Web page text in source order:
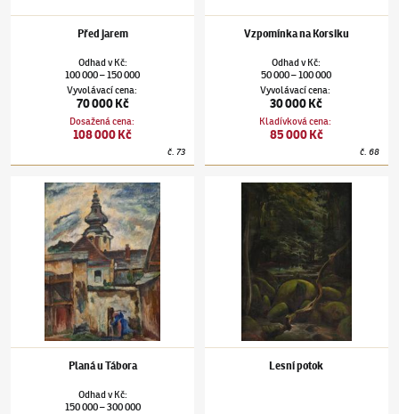
Před jarem
Odhadv Kč:
100 000–150 000
Vyvolávací cena:
70 000 Kč
Dosažená cena:
108 000 Kč
č.73
Vzpomínka na Korsiku
OdhadvKč:
50 000–100 000
Vyvolávací cena:
30 000 Kč
Kladívková cena:
85 000 Kč
č.68
Otakar Nejedlý(1883–1957)Planá u Tábora
Planá u Tábora
Odhadv Kč:
150 000–300 000
Otakar Nejedlý(1883–1957)Lesní potok
Lesní potok